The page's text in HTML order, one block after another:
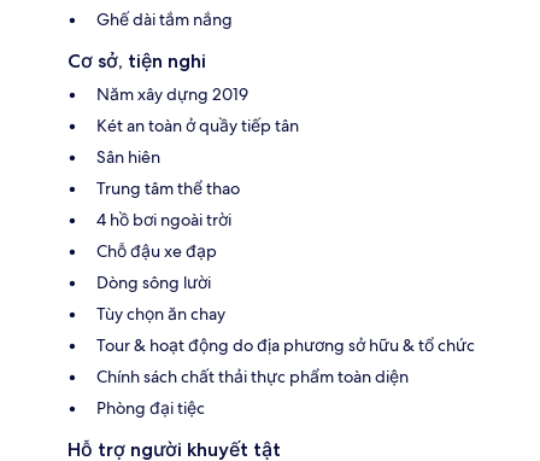
Ghế dài tắm nắng
Cơ sở, tiện nghi
Năm xây dựng 2019
Két an toàn ở quầy tiếp tân
Sân hiên
Trung tâm thể thao
4 hồ bơi ngoài trời
Chỗ đậu xe đạp
Dòng sông lười
Tùy chọn ăn chay
Tour & hoạt động do địa phương sở hữu & tổ chức
Chính sách chất thải thực phẩm toàn diện
Phòng đại tiệc
Hỗ trợ người khuyết tật